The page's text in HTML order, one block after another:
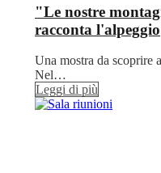
"Le nostre
racconta l'alpeggio
Una mostra da scoprire
Nel…
Leggi di più